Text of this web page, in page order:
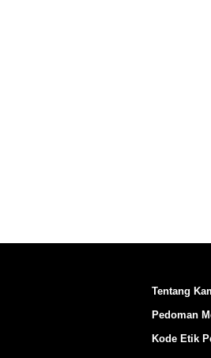
Tentang
Pedoman
Kode Etik